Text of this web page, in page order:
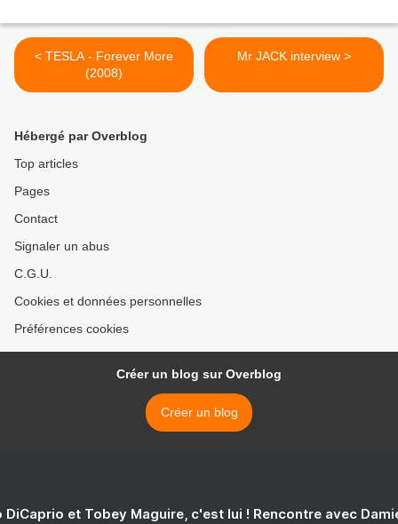
< TESLA - Forever More
(2008)
Mr JACK interview >
Hébergé par Overblog
Top articles
Pages
Contact
Signaler un abus
C.G.U.
Cookies et données personnelles
Préférences cookies
Créer un blog sur Overblog
Créer un blog
DiCaprio et Tobey Maguire, c'est lui ! Rencontre avec